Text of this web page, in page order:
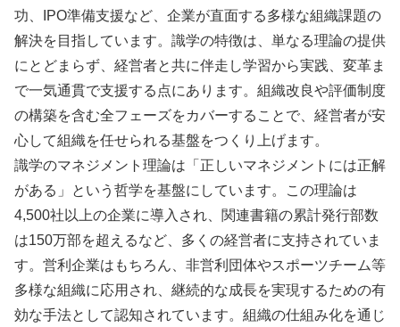
功、IPO準備支援など、企業が直面する多様な組織課題の
解決を目指しています。識学の特徴は、単なる理論の提供
にとどまらず、経営者と共に伴走し学習から実践、変革ま
で一気通貫で支援する点にあります。組織改良や評価制度
の構築を含む全フェーズをカバーすることで、経営者が安
心して組織を任せられる基盤をつくり上げます。
識学のマネジメント理論は「正しいマネジメントには正解
がある」という哲学を基盤にしています。この理論は
4,500社以上の企業に導入され、関連書籍の累計発行部数
は150万部を超えるなど、多くの経営者に支持されていま
す。営利企業はもちろん、非営利団体やスポーツチーム等
多様な組織に応用され、継続的な成長を実現するための有
効な手法として認知されています。組織の仕組み化を通じ